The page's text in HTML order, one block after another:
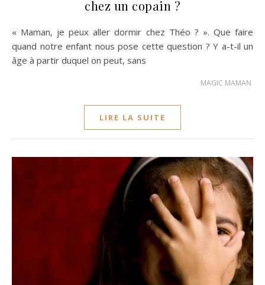
chez un copain ?
« Maman, je peux aller dormir chez Théo ? ». Que faire
quand notre enfant nous pose cette question ? Y a-t-il un
âge à partir duquel on peut, sans
MAGIC MAMAN
LIRE LA SUITE